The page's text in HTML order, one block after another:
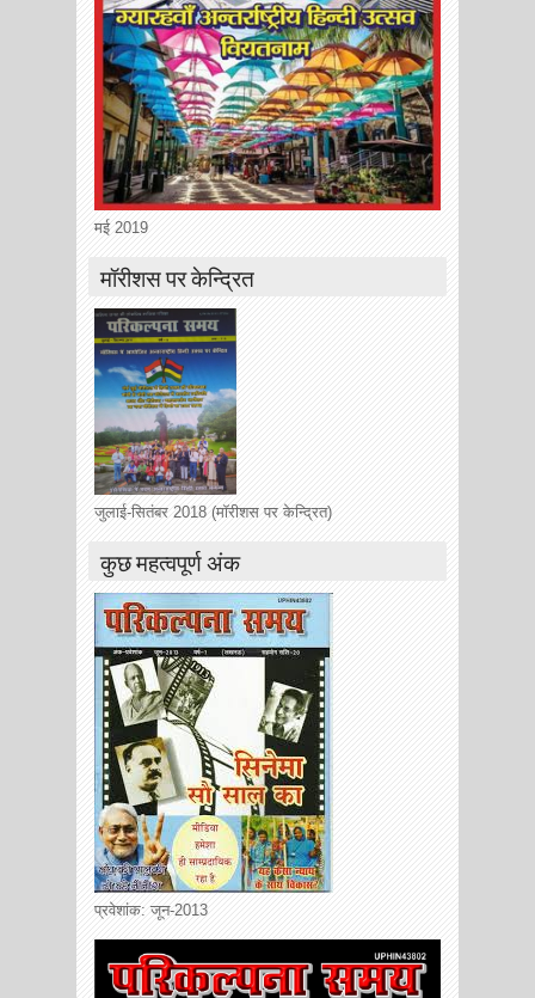
मई 2019
मॉरीशस पर केन्द्रित
जुलाई-सितंबर 2018 (मॉरीशस पर केन्द्रित)
कुछ महत्वपूर्ण अंक
प्रवेशांक: जून-2013